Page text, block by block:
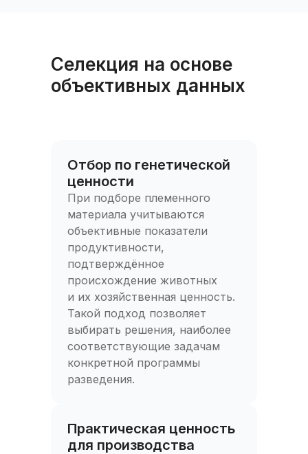
Селекция на основе
объективных данных
Отбор по генетической
ценности
При подборе племенного
материала учитываются
объективные показатели
продуктивности,
подтверждённое
происхождение животных
и их хозяйственная ценность.
Такой подход позволяет
выбирать решения, наиболее
соответствующие задачам
конкретной программы
разведения.
Практическая ценность
для производства